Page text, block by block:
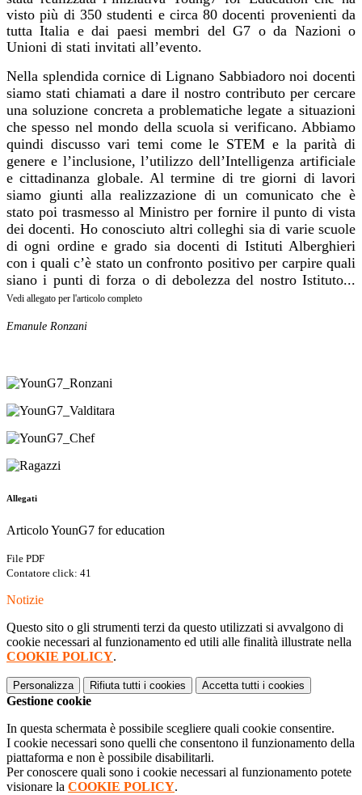
visto più di 350 studenti e circa 80 docenti provenienti da
tutta Italia e dai paesi membri del G7 o da Nazioni o
Unioni di stati invitati all’evento.
Nella splendida cornice di Lignano Sabbiadoro noi docenti
siamo stati chiamati a dare il nostro contributo per cercare
una soluzione concreta a problematiche legate a situazioni
che spesso nel mondo della scuola si verificano. Abbiamo
quindi discusso vari temi come le STEM e la parità di
genere e l’inclusione, l’utilizzo dell’Intelligenza artificiale
e cittadinanza globale. Al termine di tre giorni di lavori
siamo giunti alla realizzazione di un comunicato che è
stato poi trasmesso al Ministro per fornire il punto di vista
dei docenti. Ho conosciuto altri colleghi sia di varie scuole
di ogni ordine e grado sia docenti di Istituti Alberghieri
con i quali c’è stato un confronto positivo per carpire quali
siano i punti di forza o di debolezza del nostro Istituto...
Vedi allegato per l'articolo completo
Emanule Ronzani
Allegati
Articolo YounG7 for education
File PDF
Contatore click: 41
Notizie
Questo sito o gli strumenti terzi da questo utilizzati si avvalgono di
cookie necessari al funzionamento ed utili alle finalità illustrate nella
COOKIE POLICY.
Personalizza Rifiuta tutti i cookies Accetta tutti i cookies
Gestione cookie
In questa schermata è possibile scegliere quali cookie consentire.
I cookie necessari sono quelli che consentono il funzionamento della
piattaforma e non è possibile disabilitarli.
Per conoscere quali sono i cookie necessari al funzionamento potete
visionare la COOKIE POLICY.